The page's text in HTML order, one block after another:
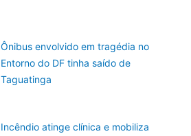
Ônibus envolvido em tragédia no
Entorno do DF tinha saído de
Taguatinga
Incêndio atinge clínica e mobiliza